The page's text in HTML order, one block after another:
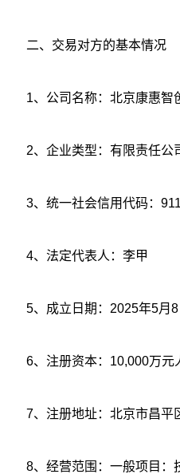
二、交易对方的基本情况
1、公司名称：北京康惠智
2、企业类型：有限责任公
3、统一社会信用代码：
4、法定代表人：李甲
5、成立日期：2025年5月8
6、注册资本：10,000万元
7、注册地址：北京市昌平
8、经营范围：一般项目：